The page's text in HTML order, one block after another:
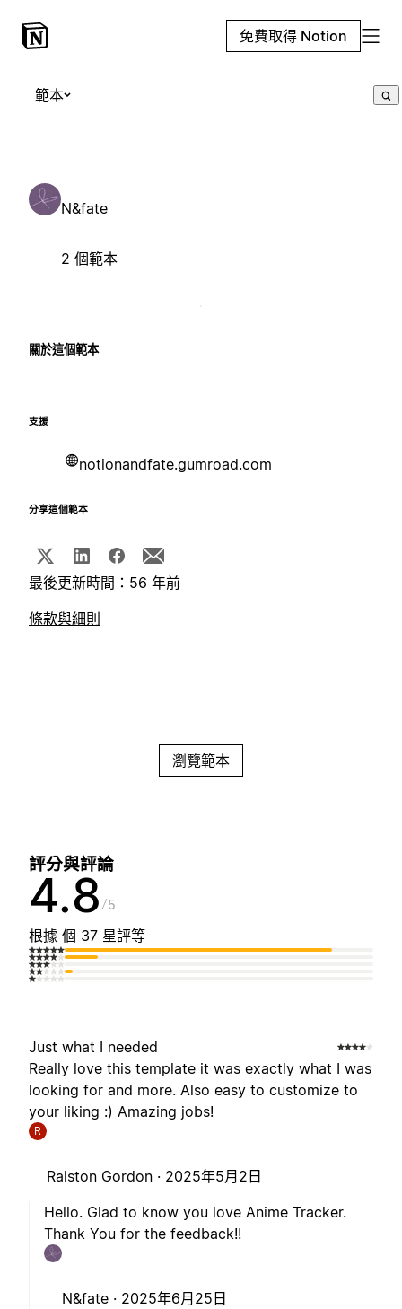
免費取得 Notion
範本
N&fate
2 個範本
關於這個範本
支援
notionandfate.gumroad.com
分享這個範本
最後更新時間：56 年前
條款與細則
瀏覽範本
評分與評論
4.8 5
根據 個 37 星評等
Just what I needed
Really love this template it was exactly what I was
looking for and more. Also easy to customize to
your liking :) Amazing jobs!
R
Ralston Gordon · 2025年5月2日
Hello. Glad to know you love Anime Tracker.
Thank You for the feedback!!
N&fate · 2025年6月25日